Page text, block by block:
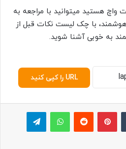
واچ هستید میتوانید با مراجعه به
با چک لیست نکات قبل از
به خوبی آشنا شوید.
URL را کپی کنید
‫تامبلر پینترست‫رددیت واتس آپ تلگرام